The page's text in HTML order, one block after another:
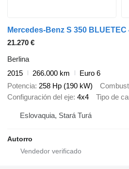
Mercedes-Benz S 350 BLUETEC
21.270 €
Berlina
2015
266.000 km
Euro 6
Potencia 258 Hp (190 kW)
Configuración del eje 4x4 Tipo de
Eslovaquia, Stará Turá
Autorro